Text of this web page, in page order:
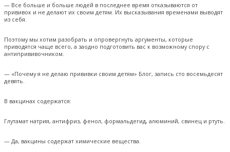
— Все больше и больше людей в последнее время отказываются от
прививок и не делают их своим детям. Их высказывания временами выводят
из себя.
Поэтому мы хотим разобрать и опровергнуть аргументы, которые
приводятся чаще всего, а заодно подготовить вас к возможному спору с
антипрививочником.
— «Почему я не делаю прививки своим детям» Блог, запись сто восемьдесят
девять.
В вакцинах содержатся:
Глутамат натрия, антифриз, фенол, формальдегид, алюминий, свинец и ртуть.
— Да, вакцины содержат химические вещества.